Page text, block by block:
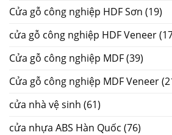
Cửa gỗ công nghiệp HDF Sơn (19)
cửa gỗ công nghiệp HDF Veneer
Cửa gỗ công nghiệp MDF(39)
Cửa gỗ công nghiệp MDF Veneer
cửa nhà vệ sinh (61)
cửa nhựa ABS Hàn Quốc (76)